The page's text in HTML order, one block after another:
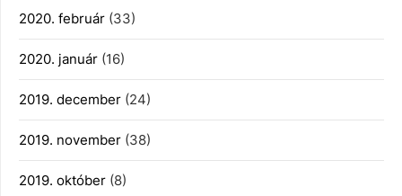
2020. február (33)
2020. január (16)
2019. december (24)
2019. november (38)
2019. október (8)